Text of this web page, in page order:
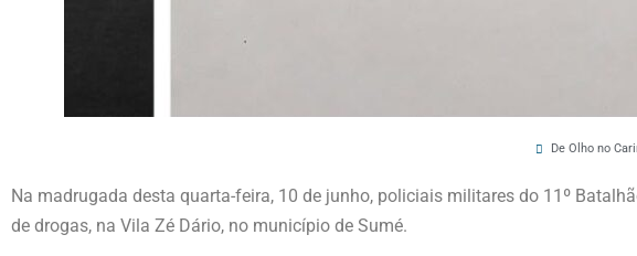
De Olho no
Na madrugada desta quarta-feira, 10 de junho, policiais militares do 11º
de drogas, na Vila Zé Dário, no município de Sumé.